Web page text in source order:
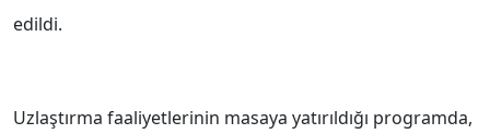
edildi.
Uzlaştırma faaliyetlerinin masaya yatırıldığı programda,